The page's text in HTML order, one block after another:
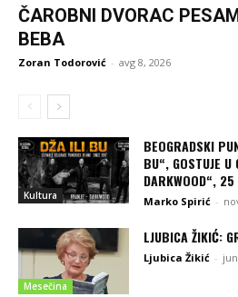
ČAROBNI DVORAC
BEBA
Zoran Todorović - avg 8, 2026
Kultura
BEOGRADSKI
BU“, GOSTUJE
DARKWOOD“,
Marko Spirić -
Mesečina
LJUBICA ŽIKIĆ:
Ljubica Žikić -